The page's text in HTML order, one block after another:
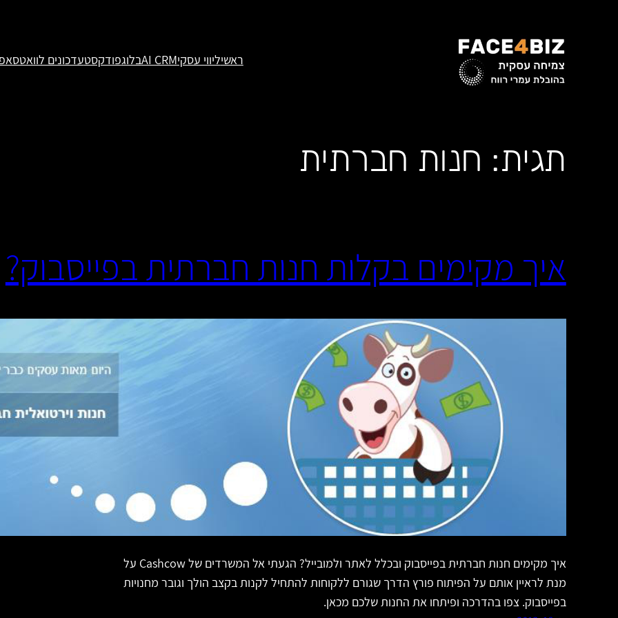
ראשיליווי עסקיAI CRMבלוגפודקסטעדכונים לוואטסאפ
תגית: חנות חברתית
איך מקימים בקלות חנות חברתית בפייסבוק?
איך מקימים חנות חברתית בפייסבוק ובכלל לאתר ולמובייל? הגעתי אל המשרדים של Cashcow על
מנת לראיין אותם על הפיתוח פורץ הדרך שגורם ללקוחות להתחיל לקנות בקצב הולך וגובר מחנויות
בפייסבוק. צפו בהדרכה ופיתחו את החנות שלכם מכאן.